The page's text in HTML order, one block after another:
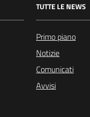
TUTTE LE NEWS
Primo piano
Notizie
Comunicati
Avvisi